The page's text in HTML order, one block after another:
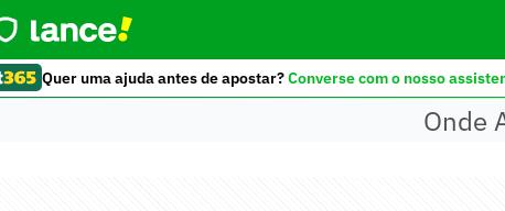
Quer uma ajuda antes de apostar?Converse com o nosso
Onde